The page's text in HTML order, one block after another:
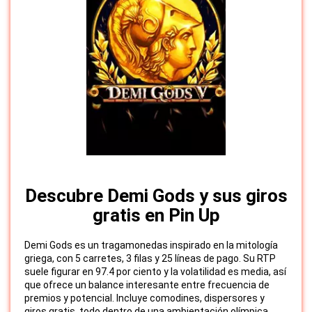
Descubre Demi Gods y sus giros
gratis en Pin Up
Demi Gods es un tragamonedas inspirado en la mitología
griega, con 5 carretes, 3 filas y 25 líneas de pago. Su RTP
suele figurar en 97.4 por ciento y la volatilidad es media, así
que ofrece un balance interesante entre frecuencia de
premios y potencial. Incluye comodines, dispersores y